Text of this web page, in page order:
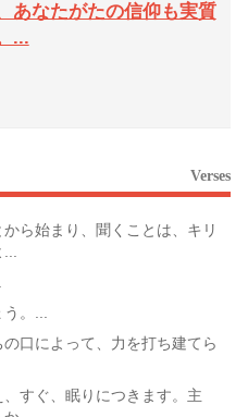
あなたがたの信仰も実質
...
Verses
ら始まり、聞くことは、キリ
...
う。...
口によって、力を打ち建てら
すぐ、眠りにつきます。主